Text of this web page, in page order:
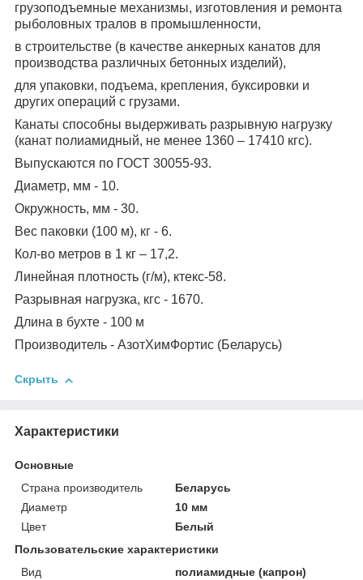
грузоподъемные механизмы, изготовления и ремонта
рыболовных тралов в промышленности,
в строительстве (в качестве анкерных канатов для
производства различных бетонных изделий),
для упаковки, подъема, крепления, буксировки и
других операций с грузами.
Канаты способны выдерживать разрывную нагрузку
(канат полиамидный, не менее 1360 – 17410 кгс).
Выпускаются по ГОСТ 30055-93.
Диаметр, мм - 10.
Окружность, мм - 30.
Вес паковки (100 м), кг - 6.
Кол-во метров в 1 кг – 17,2.
Линейная плотность (г/м), ктекс-58.
Разрывная нагрузка, кгс - 1670.
Длина в бухте - 100 м
Производитель - АзотХимФортис (Беларусь)
Скрыть
Характеристики
Основные
Страна производитель
Беларусь
Диаметр
10 мм
Цвет
Белый
Пользовательские характеристики
Вид
полиамидные (капрон)